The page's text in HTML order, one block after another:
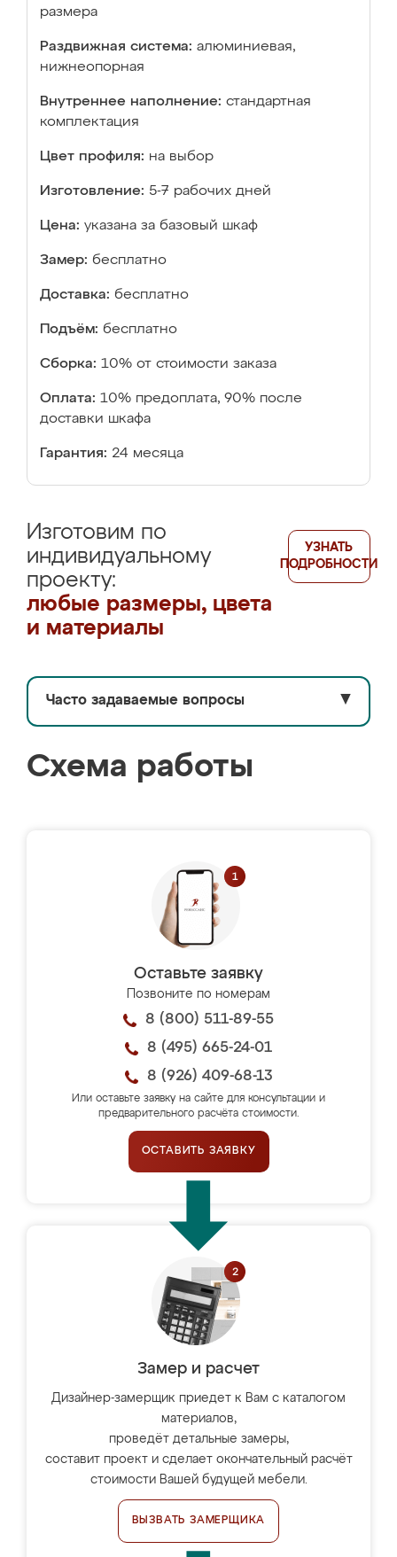
размера
Раздвижная система: алюминиевая,
нижнеопорная
Внутреннее наполнение: стандартная
комплектация
Цвет профиля: на выбор
Изготовление: 5-7 рабочих дней
Цена: указана за базовый шкаф
Замер: бесплатно
Доставка: бесплатно
Подъём: бесплатно
Сборка: 10% от стоимости заказа
Оплата: 10% предоплата, 90% после
доставки шкафа
Гарантия: 24 месяца
Изготовим по
индивидуальному
проекту:
любые размеры, цвета
и материалы
УЗНАТЬ
ПОДРОБНОСТИ
Часто задаваемые вопросы ▼
Схема работы
Оставьте заявку
Позвоните по номерам
8 (800) 511-89-55
8 (495) 665-24-01
8 (926) 409-68-13
Или оставьте заявку на сайте для консультации и
предварительного расчёта стоимости.
ОСТАВИТЬ ЗАЯВКУ
Замер и расчет
Дизайнер-замерщик приедет к Вам с каталогом
материалов,
проведёт детальные замеры,
составит проект и сделает окончательный расчёт
стоимости Вашей будущей мебели.
ВЫЗВАТЬ ЗАМЕРЩИКА